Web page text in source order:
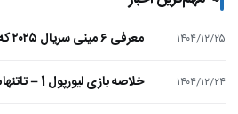
۱۴۰۴/۱۲/۲۵ معرفی ۶ مینی سریال ۲۰۲۵ که نباید از دست بدهید!
۱۴۰۴/۱۲/۲۴ خلاصه بازی لیورپول 1 – تاتنهام 1 (لیگ برتر انگلیس)